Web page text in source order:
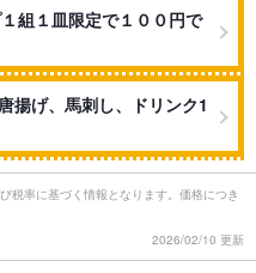
組１皿限定で１００円で
揚げ、馬刺し、ドリンク1
税率に基づく情報となります。価格につき
2026/02/10 更新